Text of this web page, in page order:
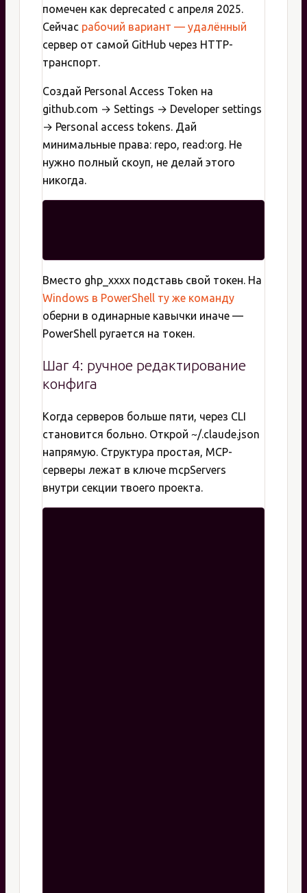
помечен как deprecated с апреля 2025.
Сейчас рабочий вариант — удалённый
сервер от самой GitHub через HTTP-
транспорт.
Создай Personal Access Token на
github.com → Settings → Developer settings
→ Personal access tokens. Дай
минимальные права: repo, read:org. Не
нужно полный скоуп, не делай этого
никогда.
Вместо ghp_xxxx подставь свой токен. На
Windows в PowerShell ту же команду
оберни в одинарные кавычки иначе —
PowerShell ругается на токен.
Шаг 4: ручное редактирование
конфига
Когда серверов больше пяти, через CLI
становится больно. Открой ~/.claude.json
напрямую. Структура простая, MCP-
серверы лежат в ключе mcpServers
внутри секции твоего проекта.